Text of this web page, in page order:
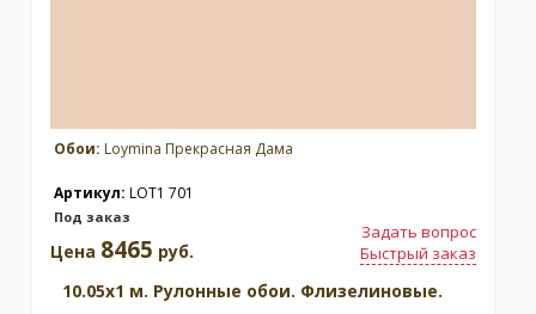
Обои: Loymina Прекрасная Дама
Артикул: LOT1 701
Под заказ
Задать вопрос
Быстрый заказ
Цена 8465 руб.
10.05x1 м. Рулонные обои. Флизелиновые.